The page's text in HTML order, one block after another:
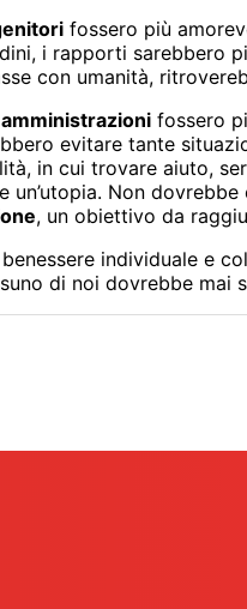
fossero più
i rapporti sarebbero
con umanità,
amministrazionifossero
evitare tante
in cui trovare aiuto,
un’utopia. Non
, un obiettivo da
individuale e
di noi dovrebbe mai